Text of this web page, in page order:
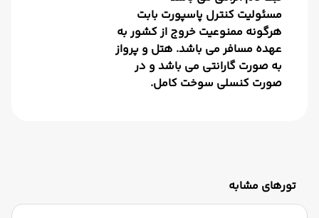
مسئولیت کنترل پاسپورت بابت
هرگونه ممنوعیت خروج از کشور به
عهده مسافر می باشد. هتل و پرواز
به صورت گارانتی می باشد و در
صورت کنسلی سوخت کامل.
تورهای مشابه